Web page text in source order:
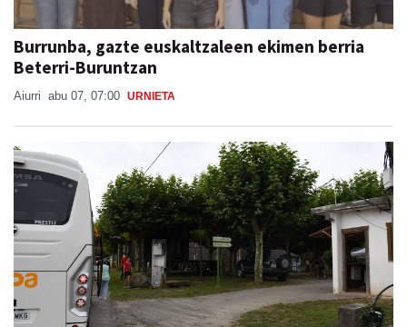
Burrunba, gazte euskaltzaleen ekimen berria
Beterri-Buruntzan
Aiurri abu 07, 07:00 URNIETA